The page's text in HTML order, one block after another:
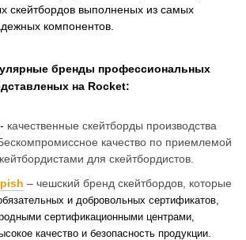
скейтбордов выполненых из самых
компонентов.
бренды профессиональных
на Rocket:
- качественные скейтборды производства
качество по приемлемой
для скейтбордистов.
– чешский бренд скейтбордов, которые
и добровольных сертификатов,
сертификационными центрами,
качество и безопасность продукции.